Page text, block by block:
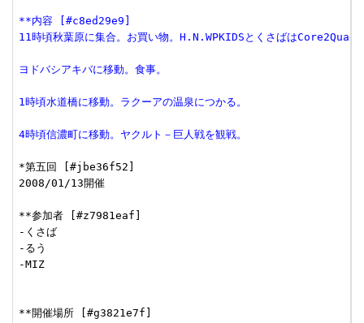
**内容 [#c8ed29e9]
11時頃秋葉原に集合。お買い物。H.N.WPKIDSとくさばはCore2Quad
ヨドバシアキバに移動。食事。
1時頃水道橋に移動。ラクーアの温泉につかる。
4時頃信濃町に移動。ヤクルト－巨人戦を観戦。
*第五回 [#jbe36f52]
2008/01/13開催
**参加者 [#z7981eaf]
-くさば
-るう
-MIZ
**開催場所 [#g3821e7f]